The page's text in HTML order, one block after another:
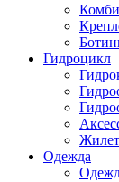
Гидроцикл
Одежда